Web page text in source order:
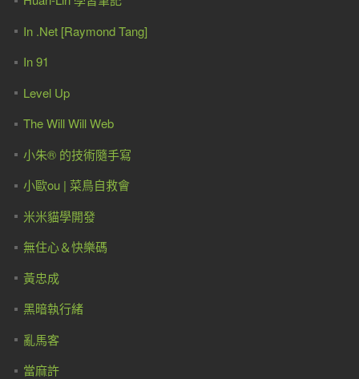
In .Net [Raymond Tang]
In 91
Level Up
The Will Will Web
小朱® 的技術隨手寫
小歐ou | 菜鳥自救會
米米貓學開發
無住心＆快樂碼
黃忠成
黑暗執行緒
亂馬客
當麻許